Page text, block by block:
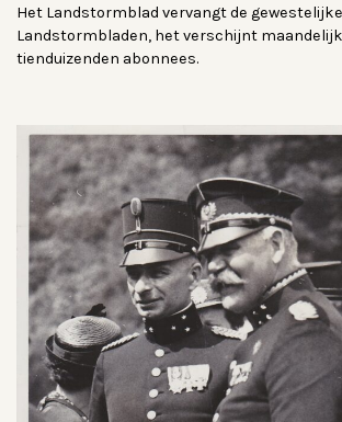
Het Landstormblad vervangt de gewestelijke
Landstormbladen, het verschijnt
tienduizenden abonnees.